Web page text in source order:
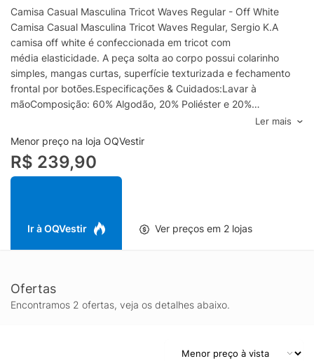
Camisa Casual Masculina Tricot Waves Regular - Off White
Camisa Casual Masculina Tricot Waves Regular, Sergio K.A
camisa off white é confeccionada em tricot com
média elasticidade. A peça solta ao corpo possui colarinho
simples, mangas curtas, superfície texturizada e fechamento
frontal por botões.Especificações & Cuidados:Lavar à
mãoComposição: 60% Algodão, 20% Poliéster e 20%
Ler mais
Menor preço na loja OQVestir
R$ 239,90
Ir à OQVestir Ver preços em 2 lojas
Ofertas
Encontramos 2 ofertas, veja os detalhes abaixo.